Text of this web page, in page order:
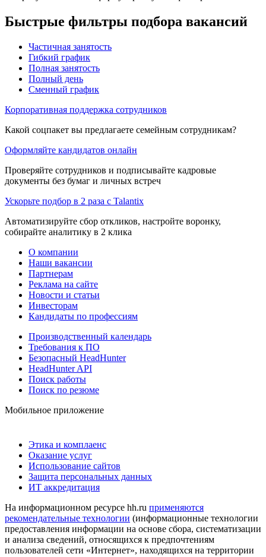
Быстрые фильтры подбора вакансий
Частичная занятость
Гибкий график
Полная занятость
Полный день
Сменный график
Корпоративная поддержка сотрудников
Какой соцпакет вы предлагаете семейным сотрудникам?
Оформляйте кандидатов онлайн
Проверяйте сотрудников и подписывайте кадровые
документы без бумаг и личных встреч
Ускорьте подбор в 2 раза с Talantix
Автоматизируйте сбор откликов, настройте воронку,
собирайте аналитику в 2 клика
О компании
Наши вакансии
Партнерам
Реклама на сайте
Новости и статьи
Инвесторам
Кандидаты по профессиям
Производственный календарь
Требования к ПО
Безопасный HeadHunter
HeadHunter API
Поиск работы
Поиск по резюме
Мобильное приложение
Этика и комплаенс
Оказание услуг
Использование сайтов
Защита персональных данных
ИТ аккредитация
На информационном ресурсе hh.ru применяются
рекомендательные технологии (информационные технологии
предоставления информации на основе сбора, систематизации
и анализа сведений, относящихся к предпочтениям
пользователей сети «Интернет», находящихся на территории